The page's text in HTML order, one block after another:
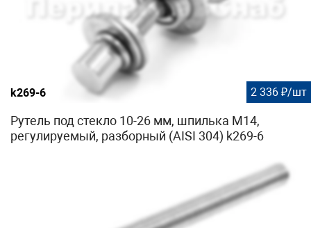
k269-6 2 336 ₽/шт
Рутель под стекло 10-26 мм, шпилька М14,
регулируемый, разборный (AISI 304) k269-6